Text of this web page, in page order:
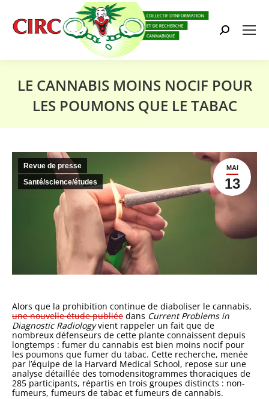
Search:
LE CANNABIS MOINS NOCIF POUR
LES POUMONS QUE LE TABAC
MAI
13
Revue de presse
Santé/science/études
Alors que la prohibition continue de diaboliser le cannabis,
une nouvelle étude publiée dans Current Problems in
Diagnostic Radiologyvient rappeler un fait que de
nombreux défenseurs de cette plante connaissent depuis
longtemps : fumer du cannabis est bien moins nocif pour
les poumons que fumer du tabac. Cette recherche, menée
par l’équipe de la Harvard Medical School, repose sur une
analyse détaillée des tomodensitogrammes thoraciques de
285 participants, répartis en trois groupes distincts : non-
fumeurs, fumeurs de tabac et fumeurs de cannabis.